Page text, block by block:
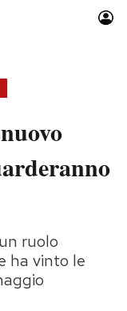
ruolo
ha vinto le